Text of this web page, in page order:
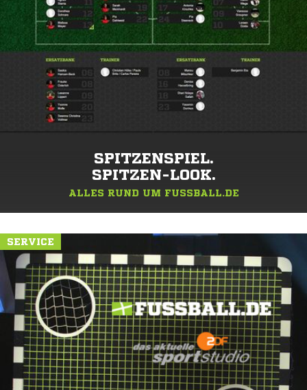
SPITZENSPIEL.
SPITZEN-LOOK.
ALLES RUND UM FUSSBALL.DE
SERVICE